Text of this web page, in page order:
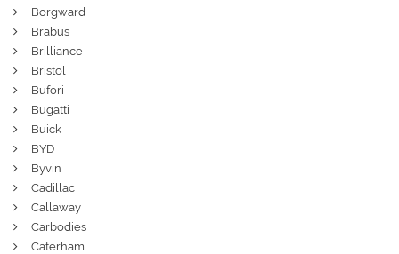
Borgward
Brabus
Brilliance
Bristol
Bufori
Bugatti
Buick
BYD
Byvin
Cadillac
Callaway
Carbodies
Caterham